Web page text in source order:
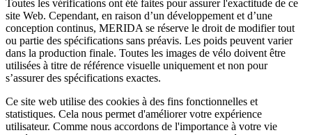
Toutes les vérifications ont été faites pour assurer l'exactitude de ce
site Web. Cependant, en raison d’un développement et d’une
conception continus, MERIDA se réserve le droit de modifier tout
ou partie des spécifications sans préavis. Les poids peuvent varier
dans la production finale. Toutes les images de vélo doivent être
utilisées à titre de référence visuelle uniquement et non pour
s’assurer des spécifications exactes.
Ce site web utilise des cookies à des fins fonctionnelles et
statistiques. Cela nous permet d'améliorer votre expérience
utilisateur. Comme nous accordons de l'importance à votre vie